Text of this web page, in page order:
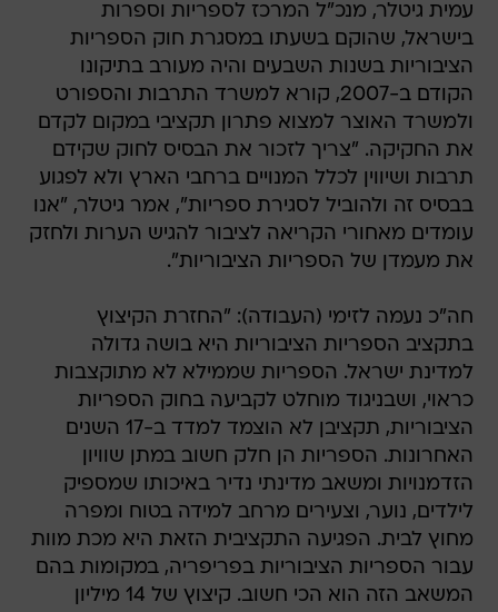
עמית גיטלר, מנכ"ל המרכז לספריות וספרות
בישראל, שהוקם בשעתו במסגרת חוק הספריות
הציבוריות בשנות השבעים והיה מעורב בתיקונו
הקודם ב-2007, קורא למשרד התרבות והספורט
ולמשרד האוצר למצוא פתרון תקציבי במקום לקדם
את החקיקה. "צריך לזכור את הבסיס לחוק שקידם
תרבות ושיווין לכלל המנויים ברחבי הארץ ולא לפגוע
בבסיס זה ולהוביל לסגירת ספריות", אמר גיטלר, "אנו
עומדים מאחורי הקריאה לציבור להגיש הערות ולחזק
את מעמדן של הספריות הציבוריות".
חה"כ נעמה לזימי (העבודה): "החזרת הקיצוץ
בתקציב הספריות הציבוריות היא בושה גדולה
למדינת ישראל. הספריות שממילא לא מתוקצבות
כראוי, ושבניגוד מוחלט לקביעה בחוק הספריות
הציבוריות, תקציבן לא הוצמד למדד ב-17 השנים
האחרונות. הספריות הן חלק חשוב במתן שוויון
הזדמנויות ומשאב מדינתי נדיר באיכותו שמספיק
לילדים, נוער, וצעירים מרחב למידה בטוח ומפרה
מחוץ לבית. הפגיעה התקציבית הזאת היא מכת מוות
עבור הספריות הציבוריות בפריפריה, במקומות בהם
המשאב הזה הוא הכי חשוב. קיצוץ של 14 מיליון